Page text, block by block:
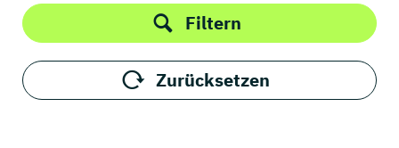
Filtern
Zurücksetzen